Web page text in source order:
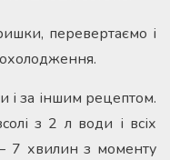
перевертаємо і
за іншим рецептом.
з 2 л води і всіх
– 7 хвилин з моменту